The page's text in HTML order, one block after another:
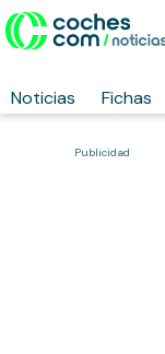
Noticias Fichas
Publicidad